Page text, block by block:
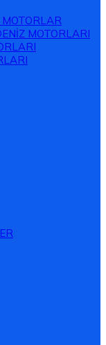
MOTORLARI